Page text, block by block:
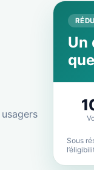
Un
Sous